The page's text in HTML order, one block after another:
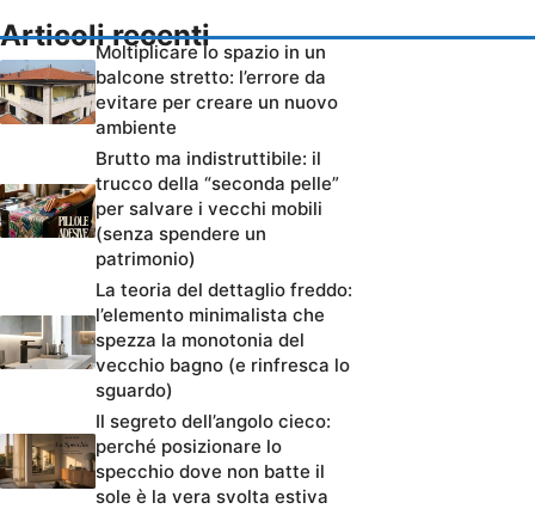
Articoli recenti
Moltiplicare lo spazio in un
balcone stretto: l’errore da
evitare per creare un nuovo
ambiente
Brutto ma indistruttibile: il
trucco della “seconda pelle”
per salvare i vecchi mobili
(senza spendere un
patrimonio)
La teoria del dettaglio freddo:
l’elemento minimalista che
spezza la monotonia del
vecchio bagno (e rinfresca lo
sguardo)
Il segreto dell’angolo cieco:
perché posizionare lo
specchio dove non batte il
sole è la vera svolta estiva